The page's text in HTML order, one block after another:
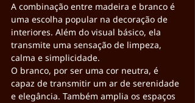
A combinação entre madeira e branco é
uma escolha popular na decoração de
interiores. Além do visual básico, ela
transmite uma sensação de limpeza,
calma e simplicidade.
O branco, por ser uma cor neutra, é
capaz de transmitir um ar de serenidade
e elegância. Também amplia os espaços